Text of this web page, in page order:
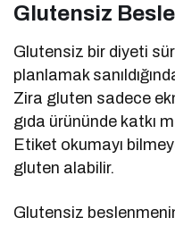
Glutensiz
Glutensiz bir diyeti
planlamak
Zira gluten sadece
gıda ürününde katkı
Etiket okumayı
gluten alabilir.
Glutensiz